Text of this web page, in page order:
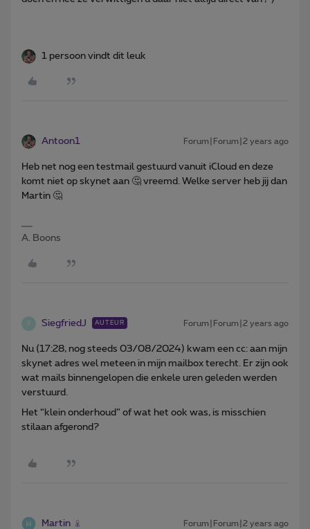
1 persoon vindt dit leuk
Antoon1 Forum|Forum|2 years ago
Heb net nog een testmail gestuurd vanuit iCloud en deze
komt niet op skynet aan 🤔 vreemd. Welke server heb jij dan
Martin 🤔
A. Boons
S SiegfriedJ AUTEUR Forum|Forum|2 years ago
Nu (17:28, nog steeds 03/08/2024) kwam een cc: aan mijn
skynet adres wel meteen in mijn mailbox terecht. Er zijn ook
wat mails binnengelopen die enkele uren geleden werden
verstuurd.
Het “klein onderhoud” of wat het ook was, is misschien
stilaan afgerond?
Martin Forum|Forum|2 years ago